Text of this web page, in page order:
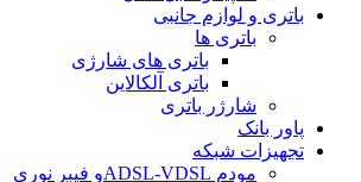
باتری و لوازم جانبی
باتری ها
باتری های شارژی
باتری آلکالاین
شارژر باتری
پاور بانک
تجهیزات شبکه
مودم ADSL-VDSLو فیبر نوری